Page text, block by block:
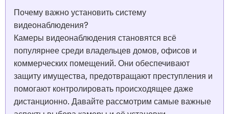
Почему важно установить систему
видеонаблюдения?
Камеры видеонаблюдения становятся всё
популярнее среди владельцев домов, офисов и
коммерческих помещений. Они обеспечивают
защиту имущества, предотвращают преступления и
помогают контролировать происходящее даже
дистанционно. Давайте рассмотрим самые важные